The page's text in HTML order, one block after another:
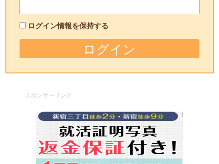
ログイン情報を保持する
スポンサーリンク